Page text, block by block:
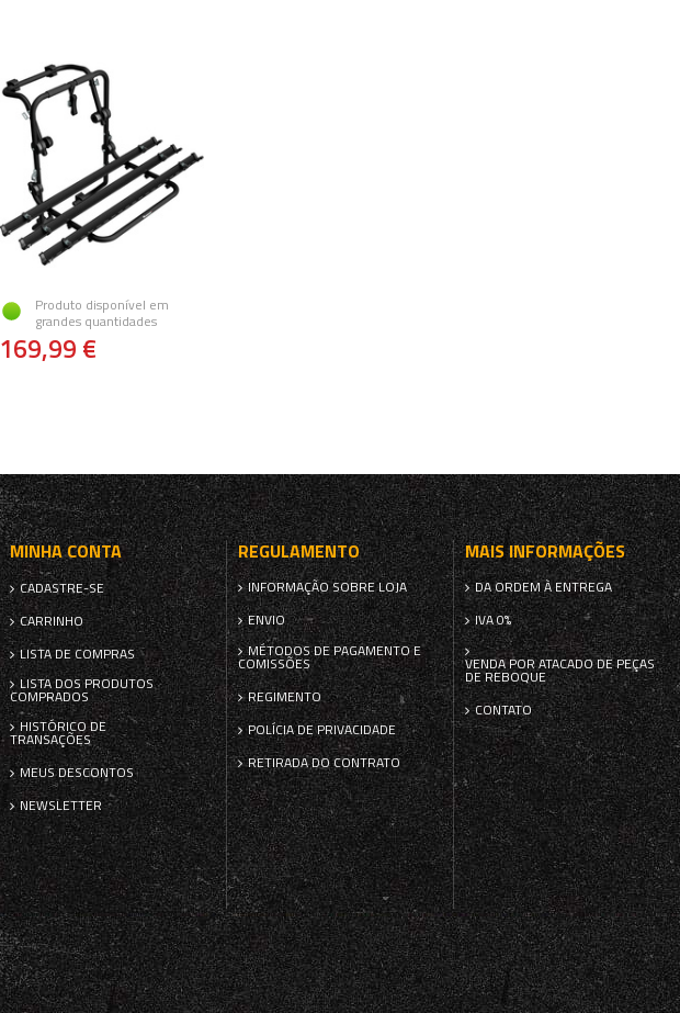
Produto disponível em
grandes quantidades
169,99 €
MINHA CONTA
CADASTRE-SE
CARRINHO
LISTA DE COMPRAS
LISTA DOS PRODUTOS
COMPRADOS
HISTÓRICO DE
TRANSAÇÕES
MEUS DESCONTOS
NEWSLETTER
REGULAMENTO
INFORMAÇÃO SOBRE LOJA
ENVIO
MÉTODOS DE PAGAMENTO E
COMISSÕES
REGIMENTO
POLÍCIA DE PRIVACIDADE
RETIRADA DO CONTRATO
MAIS INFORMAÇÕES
DA ORDEM À ENTREGA
IVA 0%
VENDA POR ATACADO DE PEÇAS
DE REBOQUE
CONTATO